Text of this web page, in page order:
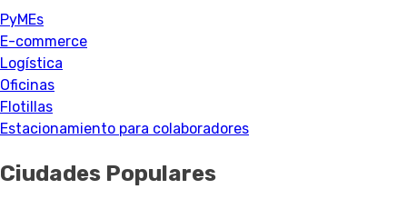
PyMEs
E-commerce
Logística
Oficinas
Flotillas
Estacionamiento para colaboradores
Ciudades Populares